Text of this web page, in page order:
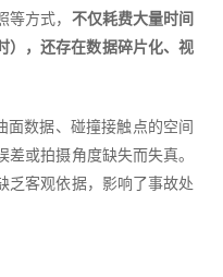
等方式， 不仅耗费大量时间
），还存在数据碎片化、视
数据、碰撞接触点的空间
或拍摄角度缺失而失真。
乏客观依据，影响了事故处